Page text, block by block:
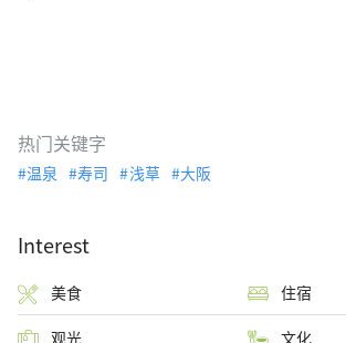
热门关键字
温泉 寿司 浅草 大阪
Interest
美食 住宿
观光 文化